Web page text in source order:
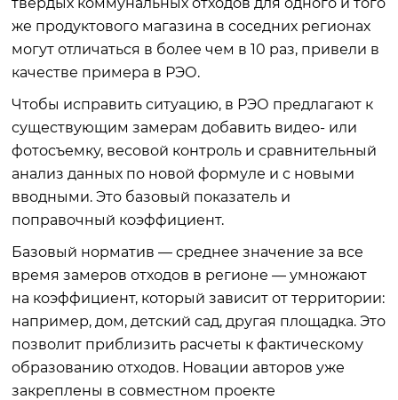
же продуктового магазина в соседних регионах
могут отличаться в более чем в 10 раз, привели в
качестве примера в РЭО.
Чтобы исправить ситуацию, в РЭО предлагают к
существующим замерам добавить видео- или
фотосъемку, весовой контроль и сравнительный
анализ данных по новой формуле и с новыми
вводными. Это базовый показатель и
поправочный коэффициент.
Базовый норматив — среднее значение за все
время замеров отходов в регионе — умножают
на коэффициент, который зависит от территории:
например, дом, детский сад, другая площадка. Это
позволит приблизить расчеты к фактическому
образованию отходов. Новации авторов уже
закреплены в совместном проекте